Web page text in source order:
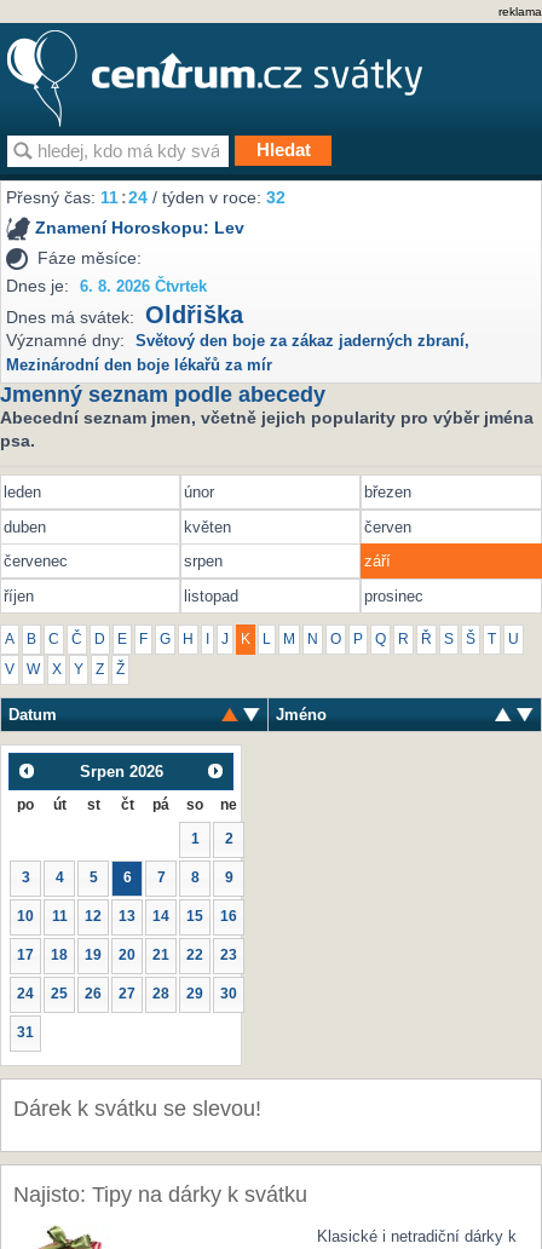
reklama
Přesný čas:11 24 / týden v roce:32
Znamení Horoskopu: Lev
Fáze měsíce:
Dnes je:
6. 8. 2026 Čtvrtek
Dnes má svátek: Oldřiška
Významné dny: Světový den boje za zákaz jaderných zbraní,
Mezinárodní den boje lékařů za mír
Jmenný seznam podle abecedy
Abecední seznam jmen, včetně jejich popularity pro výběr jména
psa.
leden únor
březen
duben
květen
červen
červenec
srpen
září
říjen
listopad prosinec
A B C Č D E F G H J K L M N O P Q R Ř S Š U
V W X Y Z Ž
Datum Jméno
Srpen 2026
po út st čt pá so ne
1 2
3 4 5 6 7 8 9
10 11 12 13 14 15 16
17 18 19 20 21 22 23
24 25 26 27 28 29 30
31
Dárek k svátku se slevou!
Najisto: Tipy na dárky k svátku
Klasické i netradiční dárky k